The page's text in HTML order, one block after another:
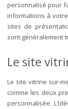
personnalisé pour
informations à
sites de
sont généralement
Le site
Le site vitrine sur-
comme les deux
personnalisée.